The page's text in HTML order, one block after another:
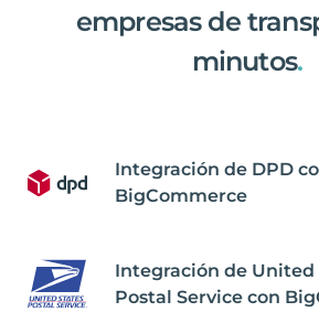
empresas de
minutos.
Integración de DPD
BigCommerce
Integración de United
Postal Service con